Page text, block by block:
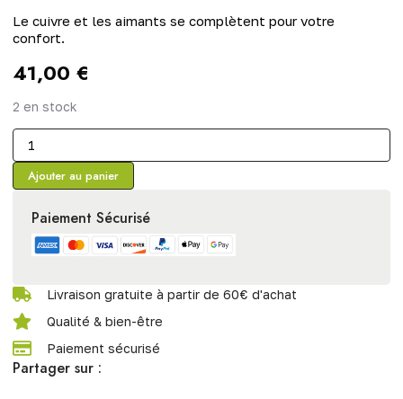
Le cuivre et les aimants se complètent pour votre
confort.
41,00 €
2 en stock
Ajouter au panier
Paiement Sécurisé
Livraison gratuite à partir de 60€ d'achat
Qualité & bien-être
Paiement sécurisé
Partager sur :